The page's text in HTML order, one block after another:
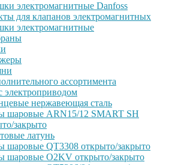
электромагнитные Danfoss
для клапанов электромагнитных
электромагнитные
ассортимента
нержавеющая сталь
шаровые ARN15/12 SMART SH
закрыто
латунь
шаровые QT3308 открыто/закрыто
шаровые O2KV открыто/закрыто